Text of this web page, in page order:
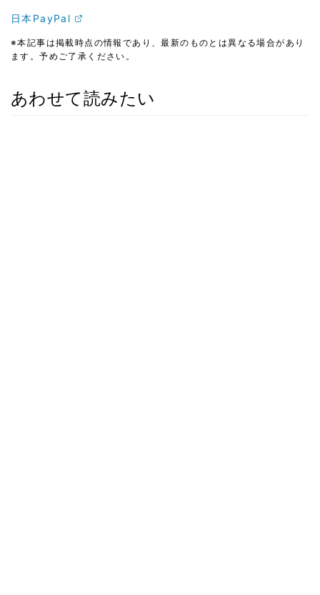
日本PayPal
※本記事は掲載時点の情報であり、最新のものとは異なる場合があり
ます。予めご了承ください。
あわせて読みたい